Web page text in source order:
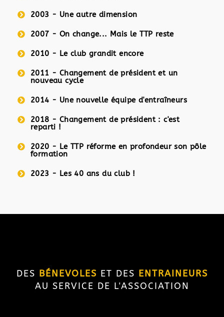
2003 - Une autre dimension
2007 - On change... Mais le TTP reste
2010 - Le club grandit encore
2011 - Changement de président et un
nouveau cycle
2014 - Une nouvelle équipe d'entraîneurs
2018 - Changement de président : c'est
reparti !
2020 - Le TTP réforme en profondeur son pôle
formation
2023 - Les 40 ans du club !
DES BÉNEVOLES ET DES ENTRAINEURS
AU SERVICE DE L'ASSOCIATION